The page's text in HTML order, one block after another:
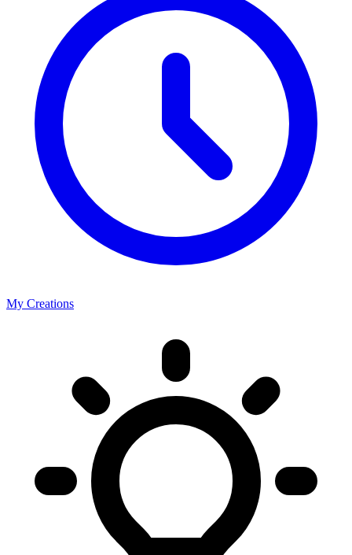
My Creations